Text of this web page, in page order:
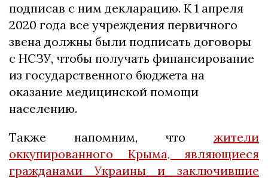
подписав с ним декларацию. К 1 апреля
2020 года все учреждения первичного
звена должны были подписать договоры
с НСЗУ, чтобы получать финансирование
из государственного бюджета на
оказание медицинской помощи
населению.
Также напомним, что жители
оккупированного Крыма, являющиеся
гражданами Украины и заключившие